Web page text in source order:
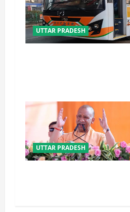
UTTAR PRADESH
UTTAR PRADESH